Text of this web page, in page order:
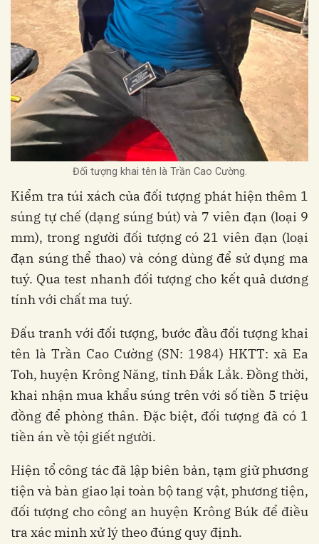
Đối tượng khai tên là Trần Cao Cường.
Kiểm tra túi xách của đối tượng phát hiện thêm 1
súng tự chế (dạng súng bút) và 7 viên đạn (loại 9
mm), trong người đối tượng có 21 viên đạn (loại
đạn súng thể thao) và cóng dùng để sử dụng ma
tuý. Qua test nhanh đối tượng cho kết quả dương
tính với chất ma tuý.
Đấu tranh với đối tượng, bước đầu đối tượng khai
tên là Trần Cao Cường (SN: 1984) HKTT: xã Ea
Toh, huyện Krông Năng, tỉnh Đắk Lắk. Đồng thời,
khai nhận mua khẩu súng trên với số tiền 5 triệu
đồng để phòng thân. Đặc biệt, đối tượng đã có 1
tiền án về tội giết người.
Hiện tổ công tác đã lập biên bản, tạm giữ phương
tiện và bàn giao lại toàn bộ tang vật, phương tiện,
đối tượng cho công an huyện Krông Búk để điều
tra xác minh xử lý theo đúng quy định.